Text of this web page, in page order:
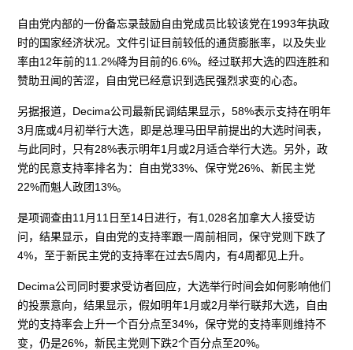
自由党内部的一份备忘录鼓励自由党成员比较该党在1993年执政
时的国家经济状况。文件引证目前较低的通货膨胀率，以及失业
率由12年前的11.2%降为目前的6.6%。经过联邦大选的四连胜和
赞助丑闻的苦涩，自由党已经意识到选民强烈求变的心态。
另据报道，Decima公司最新民调结果显示，58%表示支持在明年
3月底或4月初举行大选，即是总理马田早前提出的大选时间表，
与此同时，只有28%表示明年1月或2月适合举行大选。另外，政
党的民意支持率排名为：自由党33%、保守党26%、新民主党
22%而魁人政团13%。
是项调查由11月11日至14日进行，有1,028名加拿大人接受访
问，结果显示，自由党的支持率跟一周前相同，保守党则下跌了
4%，至于新民主党的支持率在过去5周内，有4周都见上升。
Decima公司同时要求受访者回应，大选举行时间会如何影响他们
的投票意向，结果显示，假如明年1月或2月举行联邦大选，自由
党的支持率会上升一个百分点至34%，保守党的支持率则维持不
变，仍是26%，新民主党则下跌2个百分点至20%。